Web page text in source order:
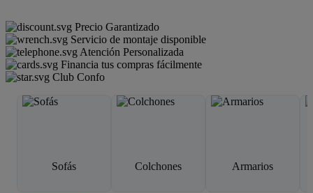
Precio Garantizado
Servicio de montaje disponible
Atención Personalizada
Financia tus compras fácilmente
Club Confo
Sofás Colchones Armarios